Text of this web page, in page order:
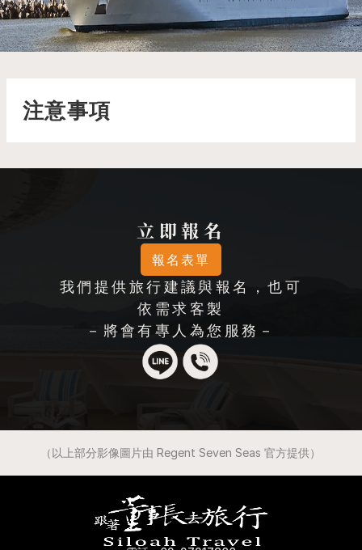
了解更多
注意事項
立即報名
報名表單
我們提供旅行建議與報名，也可
依需求客製
－將會有專人為您服務－
（以上部分影像圖片由 Regent Seven Seas 官方提供）